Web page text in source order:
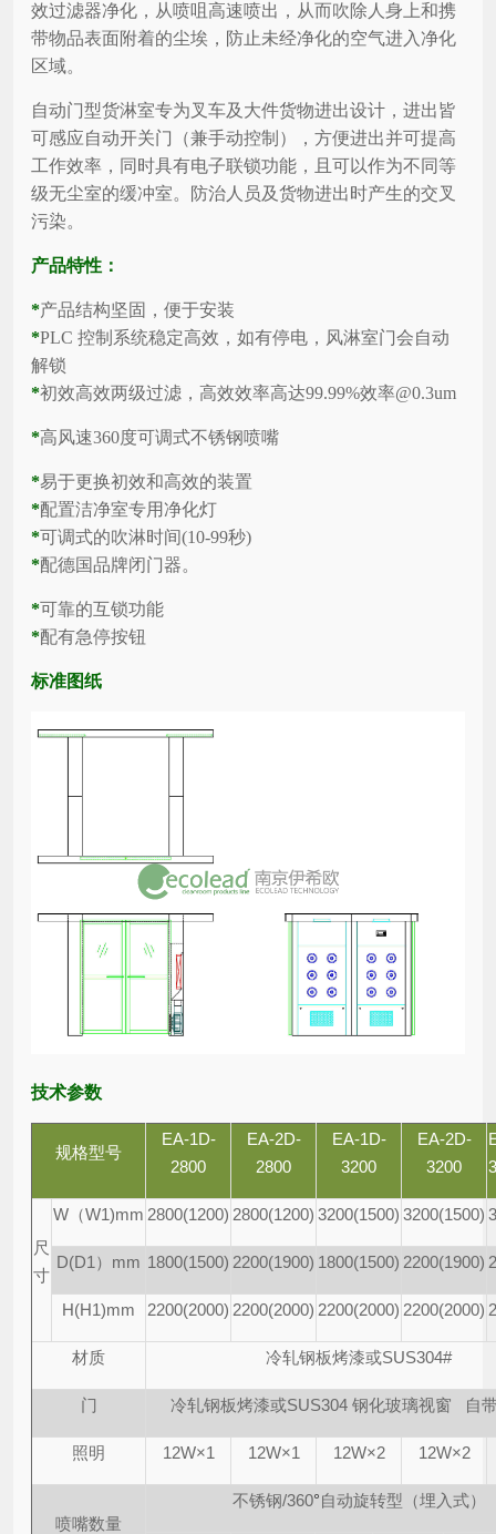
效过滤器净化，从喷咀高速喷出，从而吹除人身上和携
带物品表面附着的尘埃，防止未经净化的空气进入净化
区域。
自动门型货淋室专为叉车及大件货物进出设计，进出皆
可感应自动开关门（兼手动控制），方便进出并可提高
工作效率，同时具有电子联锁功能，且可以作为不同等
级无尘室的缓冲室。防治人员及货物进出时产生的交叉
污染。
产品特性：
*产品结构坚固，便于安装
*PLC 控制系统稳定高效，如有停电，风淋室门会自动
解锁
*初效高效两级过滤，高效效率高达99.99%效率@0.3um
*高风速360度可调式不锈钢喷嘴
*易于更换初效和高效的装置
*配置洁净室专用净化灯
*可调式的吹淋时间(10-99秒)
*配德国品牌闭门器。
*可靠的互锁功能
*配有急停按钮
标准图纸
技术参数
规格型号
EA-1D-
2800
EA-2D-
2800
EA-1D-
3200
EA-2D-
3200
尺
寸
W（W1)mm 2800(1200) 2800(1200) 3200(1500) 3200(1500)
D(D1）mm 1800(1500) 2200(1900) 1800(1500) 2200(1900)
H(H1)mm 2200(2000) 2200(2000) 2200(2000) 2200(2000)
材质 冷轧钢板烤漆或SUS304#
门 冷轧钢板烤漆或SUS304 钢化玻璃视窗 自
照明 12W×1 12W×1 12W×2 12W×2
喷嘴数量
不锈钢/360°自动旋转型（埋入式）